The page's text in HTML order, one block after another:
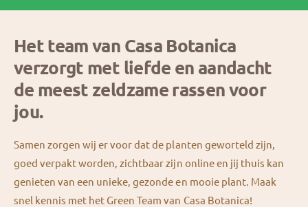
7
8
9
6
7
8
9
6
7
8
9
6
7
8
9
6
7
8
9
6
7
8
9
8
9
Het team van Casa Botanica
verzorgt met liefde en aandacht
de meest zeldzame rassen voor
jou.
Samen zorgen wij er voor dat de planten geworteld zijn,
goed verpakt worden, zichtbaar zijn online en jij thuis kan
genieten van een unieke, gezonde en mooie plant. Maak
snel kennis met het Green Team van Casa Botanica!